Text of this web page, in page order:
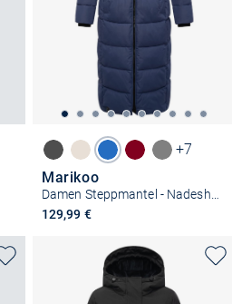
+7
Marikoo
Damen Steppmantel - Nadeshikoo XVI
129,99 €